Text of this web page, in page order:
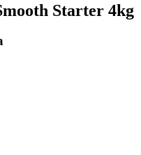
Starter 4kg